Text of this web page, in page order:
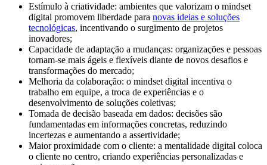
Estímulo à criatividade: ambientes que valorizam o mindset
digital promovem liberdade para novas ideias e soluções
tecnológicas, incentivando o surgimento de projetos
inovadores;
Capacidade de adaptação a mudanças: organizações e pessoas
tornam-se mais ágeis e flexíveis diante de novos desafios e
transformações do mercado;
Melhoria da colaboração: o mindset digital incentiva o
trabalho em equipe, a troca de experiências e o
desenvolvimento de soluções coletivas;
Tomada de decisão baseada em dados: decisões são
fundamentadas em informações concretas, reduzindo
incertezas e aumentando a assertividade;
Maior proximidade com o cliente: a mentalidade digital coloca
o cliente no centro, criando experiências personalizadas e